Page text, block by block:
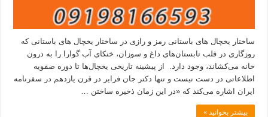
ساختار یخچال های باستانی رمز و رازی در ساختار یخچال های باستانی که
روزگاری در قلب تابستان‌های داغ و سوزان، خنکای آب گوارا را به درون
خانه می‌کشاند، وجود دارد. از پیشینه تاریخی یخچال‌ها تا دوره صفویه
اطلاعاتی در دست نیست و تنها دکتر جان فرایر در قرن یازدهم در سفرنامه
ایران اشاره می‌کند که «در این زمان ذخیره ساختن …
بیشتر بخوانید »